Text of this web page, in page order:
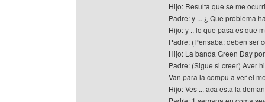
Hijo: Resulta que se me
Padre: y ... ¿ Que problema
Hijo: y .. lo que pasa es que
Padre: (Pensaba: deben ser
Hijo: La banda Green Day
Padre: (Sigue si creer) Aver
Van para la compu a ver el
Hijo: Ves ... aca esta la